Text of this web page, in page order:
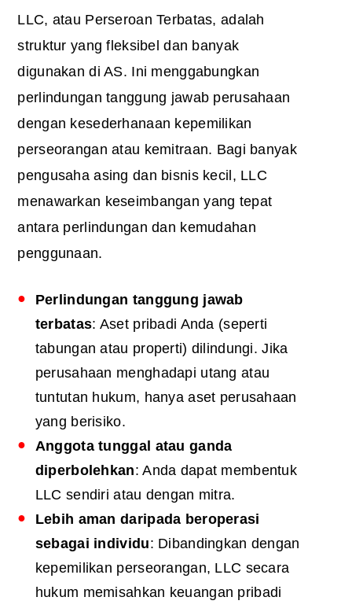
LLC, atau Perseroan Terbatas, adalah
struktur yang fleksibel dan banyak
digunakan di AS. Ini menggabungkan
perlindungan tanggung jawab perusahaan
dengan kesederhanaan kepemilikan
perseorangan atau kemitraan. Bagi banyak
pengusaha asing dan bisnis kecil, LLC
menawarkan keseimbangan yang tepat
antara perlindungan dan kemudahan
penggunaan.
Perlindungan tanggung jawab
terbatas: Aset pribadi Anda (seperti
tabungan atau properti) dilindungi. Jika
perusahaan menghadapi utang atau
tuntutan hukum, hanya aset perusahaan
yang berisiko.
Anggota tunggal atau ganda
diperbolehkan: Anda dapat membentuk
LLC sendiri atau dengan mitra.
Lebih aman daripada beroperasi
sebagai individu: Dibandingkan dengan
kepemilikan perseorangan, LLC secara
hukum memisahkan keuangan pribadi